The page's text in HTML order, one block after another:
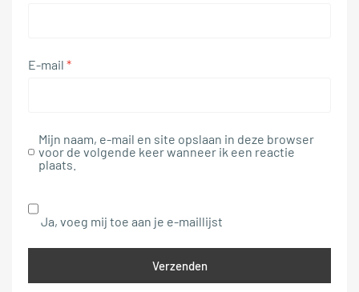
E-mail *
Mijn naam, e-mail en site opslaan in deze browser
voor de volgende keer wanneer ik een reactie
plaats.
Ja, voeg mij toe aan je e-maillijst